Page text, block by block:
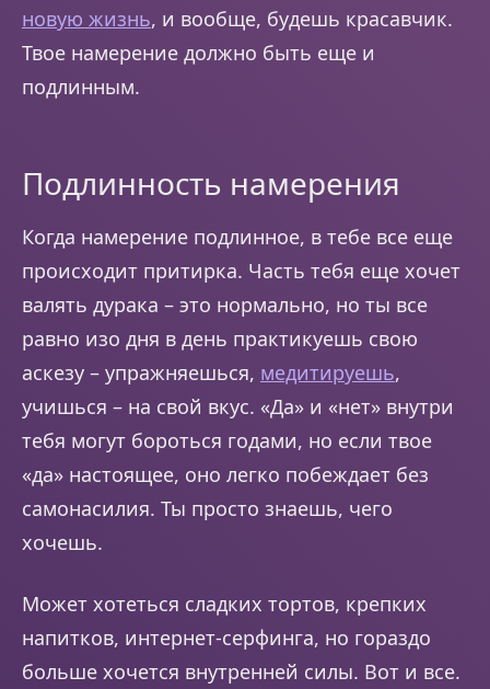
новую жизнь, и вообще, будешь красавчик.
Твое намерение должно быть еще и
подлинным.
Подлинность намерения
Когда намерение подлинное, в тебе все еще
происходит притирка. Часть тебя еще хочет
валять дурака – это нормально, но ты все
равно изо дня в день практикуешь свою
аскезу – упражняешься, медитируешь,
учишься – на свой вкус. «Да» и «нет» внутри
тебя могут бороться годами, но если твое
«да» настоящее, оно легко побеждает без
самонасилия. Ты просто знаешь, чего
хочешь.
Может хотеться сладких тортов, крепких
напитков, интернет-серфинга, но гораздо
больше хочется внутренней силы. Вот и все.